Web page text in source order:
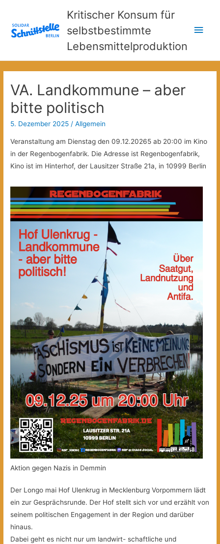
Kritischer Konsum für
selbstbestimmte
Lebensmittelproduktion
VA. Landkommune – aber
bitte politisch
5. Dezember 2025 /Allgemein
Veranstaltung am Dienstag den 09.12.20265 ab 20:00 im Kino
in der Regenbogenfabrik. Die Adresse ist Regenbogenfabrik,
Kino ist im Hinterhof, der Lausitzer Straße 21a, in 10999 Berlin
Aktion gegen Nazis in Demmin
Der Longo mai Hof Ulenkrug in Mecklenburg Vorpommern lädt
ein zur Gesprächsrunde. Der Hof stellt sich vor und erzählt von
seinem politischen Engagement in der Region und darüber
hinaus.
Dabei geht es nicht nur um landwirt- schaftliche und